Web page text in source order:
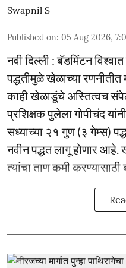
Swapnil S
Published on: 05 Aug 2026,
नवी दिल्ली : बॅडमिंटन
पद्धतीमुळे खेळाच्या
काही खेळाडूंचे अस्तित्वच
प्रशिक्षक पुलेला गोपीचंद
सध्याच्या २१ गुण (३ गेम्स)
नवीन पद्धत लागू होणार
त्यांचा ताण कमी